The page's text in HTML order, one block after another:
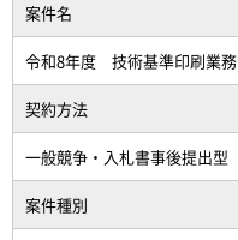
案件名
令和8年度 技術基準印刷業務
契約方法
一般競争・入札書事後提出型
案件種別